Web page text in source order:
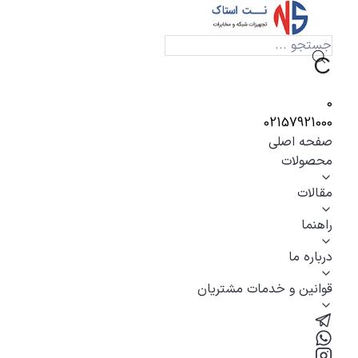
0
02157921000
صفحه اصلی
محصولات
مقالات
راهنما
درباره ما
قوانین و خدمات مشتریان